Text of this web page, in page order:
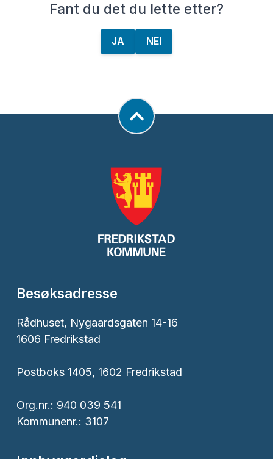
Fant du det du lette etter?
JA NEI
Besøksadresse
Rådhuset, Nygaardsgaten 14-16
1606 Fredrikstad
Postboks 1405, 1602 Fredrikstad
Org.nr.: 940 039 541
Kommunenr.: 3107